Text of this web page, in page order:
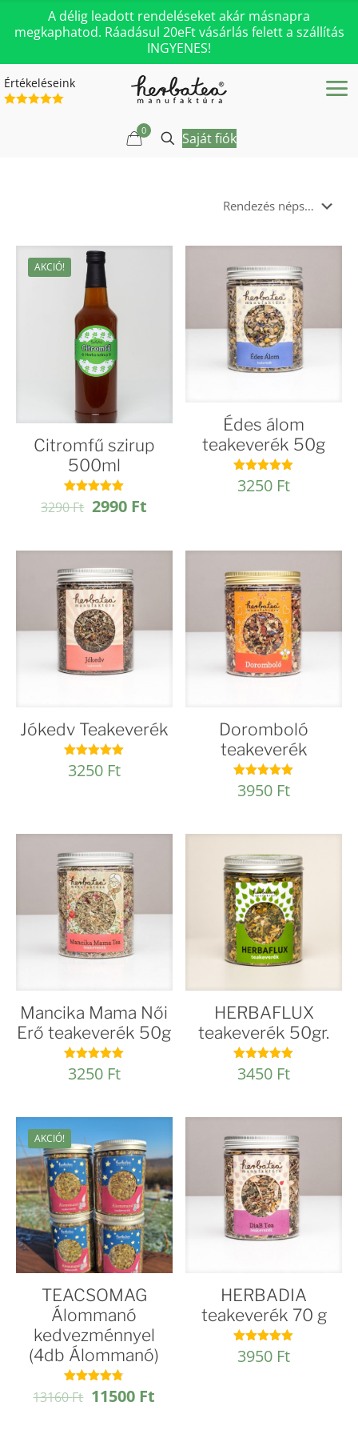
A délig leadott rendeléseket akár másnapra
megkaphatod. Ráadásul 20eFt vásárlás felett a szállítás
INGYENES!
Értékeléseink
0 Saját fiók
AKCIÓ!
Citromfű szirup
500ml
Értékelés:
4.95
3290Ft Original
3290 Ft.
2990 Ft
Édes álom
teakeverék 50g
Értékelés:
4.91
3250 Ft
Jókedv Teakeverék
Értékelés:
5.00
3250 Ft
Doromboló
teakeverék
Értékelés:
4.96
3950 Ft
Mancika Mama Női
Erő teakeverék 50g
Értékelés:
4.93
3250 Ft
HERBAFLUX
teakeverék 50gr.
Értékelés:
4.94
3450 Ft
AKCIÓ!
TEACSOMAG
Álommanó
kedvezménnyel
(4db Álommanó)
Értékelés:
4.78
13160Ft Original
11500 Ft
HERBADIA
teakeverék 70 g
Értékelés:
5.00
3950 Ft